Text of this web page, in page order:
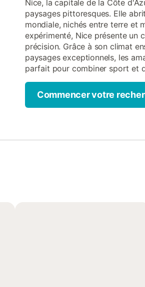
Nice, la capitale de la Côte
paysages pittoresques. Elle
mondiale, nichés entre terre et
expérimenté, Nice présente un
précision. Grâce à son climat
paysages exceptionnels, les
parfait pour combiner sport et
Commencer votre